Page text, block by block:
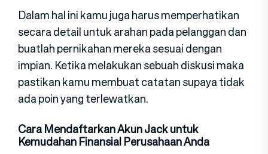
Dalam hal ini kamu juga harus memperhatikan
secara detail untuk arahan pada pelanggan dan
buatlah pernikahan mereka sesuai dengan
impian. Ketika melakukan sebuah diskusi maka
pastikan kamu membuat catatan supaya tidak
ada poin yang terlewatkan.
Cara Mendaftarkan Akun Jack untuk
Kemudahan Finansial Perusahaan Anda